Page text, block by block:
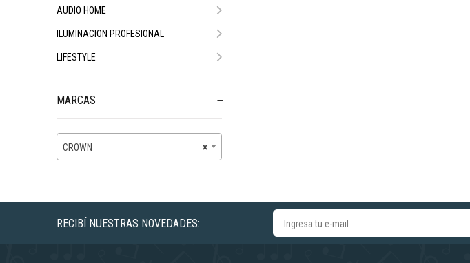
AUDIO HOME
ILUMINACION PROFESIONAL
LIFESTYLE
MARCAS
×
CROWN
RECIBÍ NUESTRAS NOVEDADES: